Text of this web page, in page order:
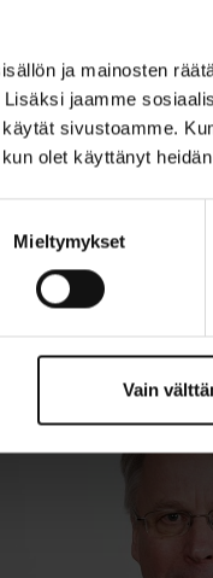
ja mainosten
jaamme
sivustoamme.
olet käyttänyt
Mieltymykset
Vain